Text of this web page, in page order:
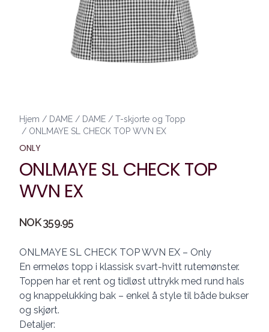
Hjem / DAME / DAME / T-skjorte og Topp
/ ONLMAYE SL CHECK TOP WVN EX
ONLY
ONLMAYE SL CHECK TOP
WVN EX
Produktdetaljer
NOK 359.95
Description
ONLMAYE SL CHECK TOP WVN EX – Only
En ermeløs topp i klassisk svart-hvitt rutemønster.
Toppen har et rent og tidløst uttrykk med rund hals
og knappelukking bak – enkel å style til både bukser
og skjørt.
Detaljer: